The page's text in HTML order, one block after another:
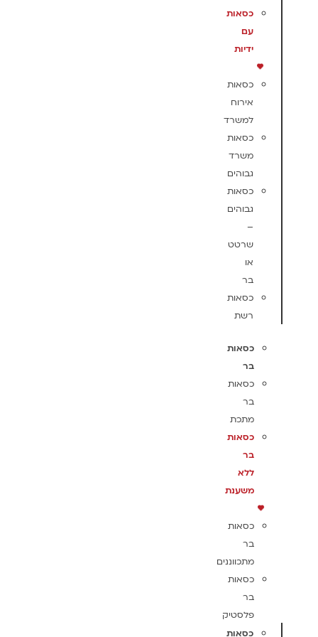
כסאות
עם
ידיות
כסאות
אירוח
למשרד
כסאות
משרד
גבוהים
כסאות
גבוהים
–
שרטט
או
בר
כסאות
רשת
כסאות
בר
כסאות
בר
מתכת
כסאות
בר
ללא
משענת
כסאות
בר
מתכווננים
כסאות
בר
פלסטיק
כסאות